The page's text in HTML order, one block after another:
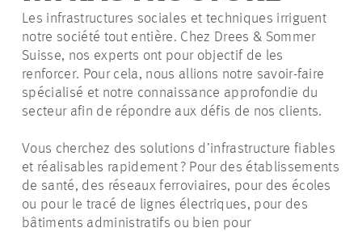
Les infrastructures sociales et techniques irriguent
notre société tout entière. Chez Drees & Sommer
Suisse, nos experts ont pour objectif de les
renforcer. Pour cela, nous allions notre savoir-faire
spécialisé et notre connaissance approfondie du
secteur afin de répondre aux défis de nos clients.
Vous cherchez des solutions d’infrastructure fiables
et réalisables rapidement ? Pour des établissements
de santé, des réseaux ferroviaires, pour des écoles
ou pour le tracé de lignes électriques, pour des
bâtiments administratifs ou bien pour